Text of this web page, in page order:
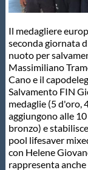
Scuole Nuoto
Propaganda
Centri Federali
Il medagliere
seconda giornata
nuoto per
Massimiliano
Cano e il
Salvamento FIN
medaglie (5 d'oro,
aggiungono alle
bronzo) e
pool lifesaver
con Helene
rappresenta